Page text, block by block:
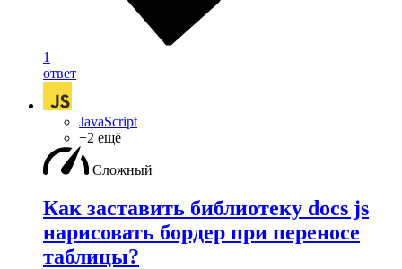
1
ответ
JavaScript
+2 ещё
Сложный
Как заставить библиотеку docs js
нарисовать бордер при переносе
таблицы?